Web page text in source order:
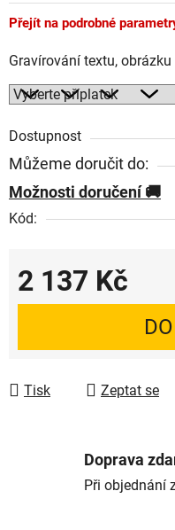
Přejít na podrobné
Gravírování textu,
Dostupnost
Můžeme doručit do:
Možnosti doručení
Kód:
2 137 Kč
Měrná cena:
Tisk Zeptat se
Doprava
Při objednání